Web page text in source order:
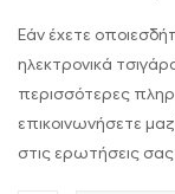
Εάν έχετε
ηλεκτρονικά
περισσότερες
επικοινωνήσετε
στις ερωτήσεις σας